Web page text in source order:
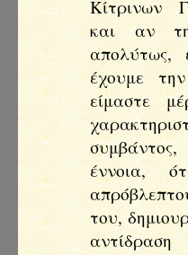
Κίτρινων
και αν
απολύτως,
έχουμε
είμαστε
έννοια,
του,